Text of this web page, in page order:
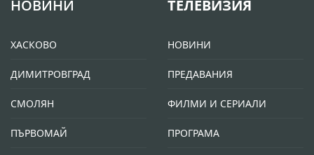
НОВИНИ
ХАСКОВО
ДИМИТРОВГРАД
СМОЛЯН
ПЪРВОМАЙ
ТЕЛЕВИЗИЯ
НОВИНИ
ПРЕДАВАНИЯ
ФИЛМИ И СЕРИАЛИ
ПРОГРАМА